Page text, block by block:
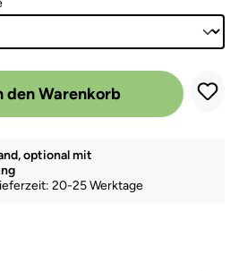
Wert ein oder benutze die
den Warenkorb
optional mit
20-25 Werktage